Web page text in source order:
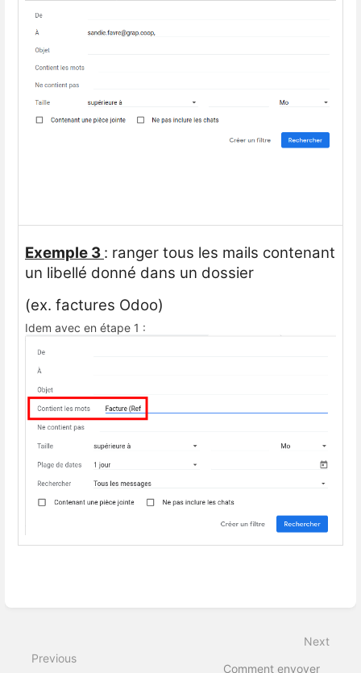
Exemple 3 : ranger tous les mails contenant
un libellé donné dans un dossier
(ex. factures Odoo)
Idem avec en étape 1 :
Previous
Next
Comment envoyer